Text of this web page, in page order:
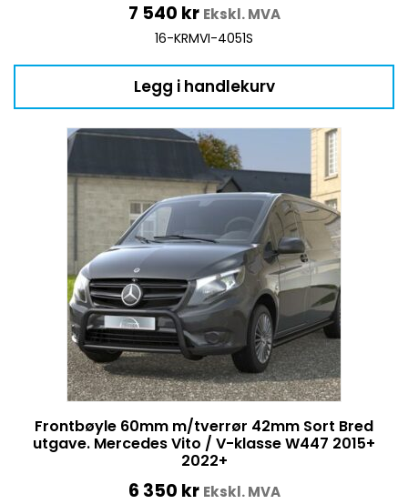
7 540 kr Ekskl. MVA
16-KRMVI-4051S
Legg i handlekurv
Frontbøyle 60mm m/tverrør 42mm Sort Bred
utgave. Mercedes Vito / V-klasse W447 2015+
2022+
6 350 kr Ekskl. MVA